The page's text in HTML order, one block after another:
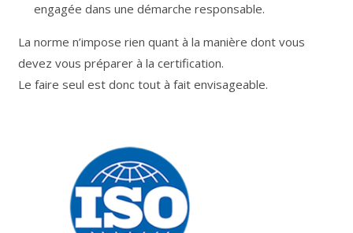
engagée dans une démarche responsable.
La norme n’impose rien quant à la manière dont vous
devez vous préparer à la certification.
Le faire seul est donc tout à fait envisageable.